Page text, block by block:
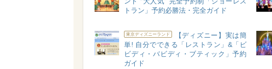
トラン」予約必勝法・完全ガイド
東京ディズニーランド
【ディズニー】実は簡
単! 自分でできる「レストラン」&「ビ
ビディ・バビディ・ブティック」予約
ガイド